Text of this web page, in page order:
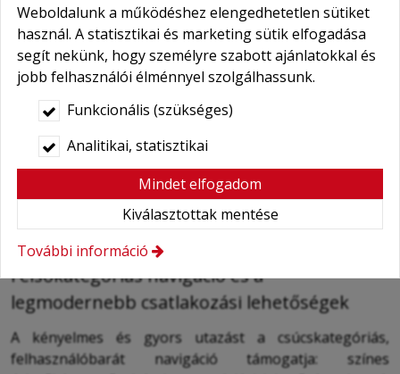
Felsőkategóriás navigáció és a
legmodernebb csatlakozási lehetőségek
A kényelmes és gyors utazást a csúcskategóriás,
felhasználóbarát navigáció támogatja: színes
Weboldalunk a működéshez elengedhetetlen sütiket
használ. A statisztikai és marketing sütik elfogadása
segít nekünk, hogy személyre szabott ajánlatokkal és
jobb felhasználói élménnyel szolgálhassunk.
Funkcionális (szükséges)
Analitikai, statisztikai
Mindet elfogadom
Kiválasztottak mentése
További információ